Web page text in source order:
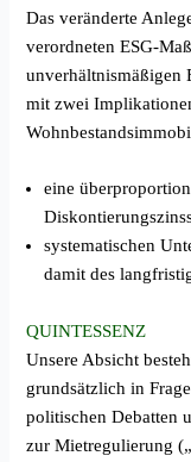
Das veränderte
verordneten ESG-
unverhältnismäßigen
mit zwei
eine
systematischen
damit des
QUINTESSENZ
Unsere Absicht
grundsätzlich in
politischen Debatten
zur Mietregulierung